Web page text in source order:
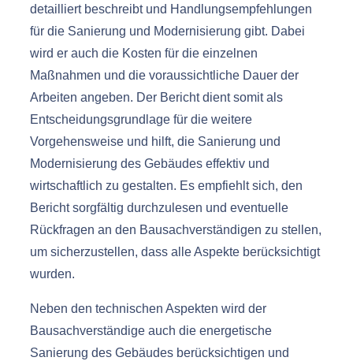
detailliert beschreibt und Handlungsempfehlungen
für die Sanierung und Modernisierung gibt. Dabei
wird er auch die Kosten für die einzelnen
Maßnahmen und die voraussichtliche Dauer der
Arbeiten angeben. Der Bericht dient somit als
Entscheidungsgrundlage für die weitere
Vorgehensweise und hilft, die Sanierung und
Modernisierung des Gebäudes effektiv und
wirtschaftlich zu gestalten. Es empfiehlt sich, den
Bericht sorgfältig durchzulesen und eventuelle
Rückfragen an den Bausachverständigen zu stellen,
um sicherzustellen, dass alle Aspekte berücksichtigt
wurden.
Neben den technischen Aspekten wird der
Bausachverständige auch die energetische
Sanierung des Gebäudes berücksichtigen und